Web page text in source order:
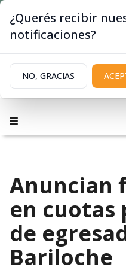
Anuncian
en cuotas
de
Bariloche
¿Querés recibir
notificaciones?
NO, GRACIAS